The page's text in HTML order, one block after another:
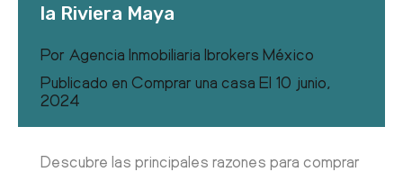
la Riviera Maya
Por Agencia Inmobiliaria Ibrokers México
Publicado en Comprar una casa El 10 junio,
2024
Descubre las principales razones para comprar